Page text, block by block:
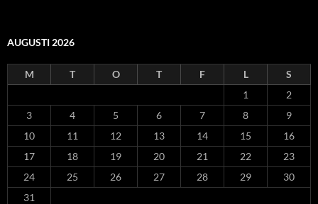
AUGUSTI 2026
M T O T F L
S
1
2
3
4 5 6 7 8
9
10
11 12 13 14 15
16
17
18 19 20 21 22
23
24
25 26 27 28 29
30
31